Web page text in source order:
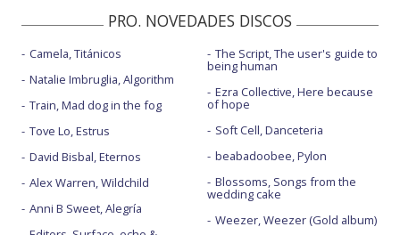
PRO. NOVEDADES DISCOS
Camela, Titánicos
Natalie Imbruglia, Algorithm
Train, Mad dog in the fog
Tove Lo, Estrus
David Bisbal, Eternos
Alex Warren, Wildchild
Anni B Sweet, Alegría
The Script, The user's guide to
being human
Ezra Collective, Here because
of hope
Soft Cell, Danceteria
beabadoobee, Pylon
Blossoms, Songs from the
wedding cake
Weezer, Weezer (Gold album)